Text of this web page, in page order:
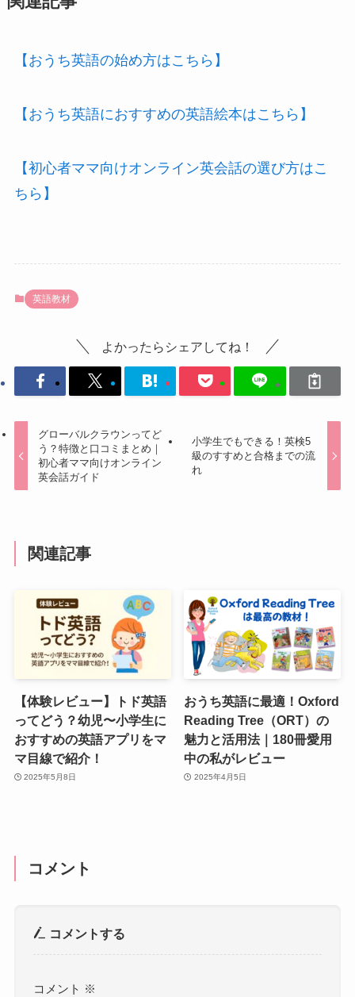
【おうち英語の始め方はこちら】
【おうち英語におすすめの英語絵本はこちら】
【初心者ママ向けオンライン英会話の選び方はこ
ちら】
英語教材
よかったらシェアしてね！
グローバルクラウンってど
う？特徴と口コミまとめ｜
初心者ママ向けオンライン
英会話ガイド
小学生でもできる！英検5
級のすすめと合格までの流
れ
関連記事
【体験レビュー】トド英語
ってどう？幼児〜小学生に
おすすめの英語アプリをマ
マ目線で紹介！
2025年5月8日
おうち英語に最適！Oxford
Reading Tree（ORT）の
魅力と活用法｜180冊愛用
中の私がレビュー
2025年4月5日
コメント
コメントする
コメント ※